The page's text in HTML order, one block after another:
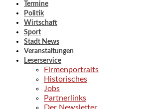
Termine
Politik
Wirtschaft
Sport
Stadt News
Veranstaltungen
Leserservice
Firmenportraits
Historisches
Jobs
Partnerlinks